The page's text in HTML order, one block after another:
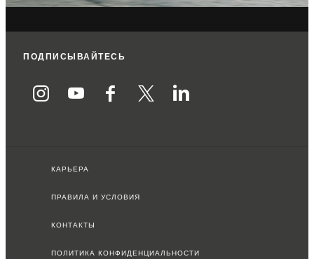
ПОДПИСЫВАЙТЕСЬ
КАРЬЕРА
ПРАВИЛА И УСЛОВИЯ
КОНТАКТЫ
ПОЛИТИКА КОНФИДЕНЦИАЛЬНОСТИ